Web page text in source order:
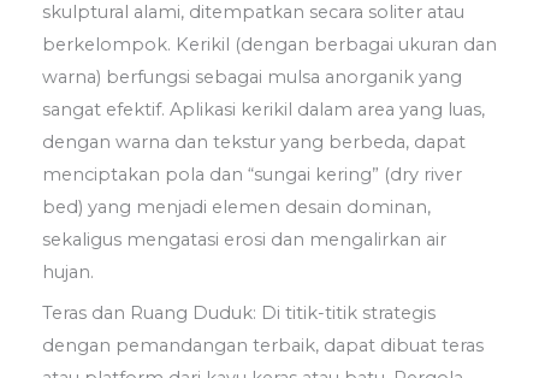
skulptural alami, ditempatkan secara soliter atau
berkelompok. Kerikil (dengan berbagai ukuran dan
warna) berfungsi sebagai mulsa anorganik yang
sangat efektif. Aplikasi kerikil dalam area yang luas,
dengan warna dan tekstur yang berbeda, dapat
menciptakan pola dan “sungai kering” (dry river
bed) yang menjadi elemen desain dominan,
sekaligus mengatasi erosi dan mengalirkan air
hujan.
Teras dan Ruang Duduk: Di titik-titik strategis
dengan pemandangan terbaik, dapat dibuat teras